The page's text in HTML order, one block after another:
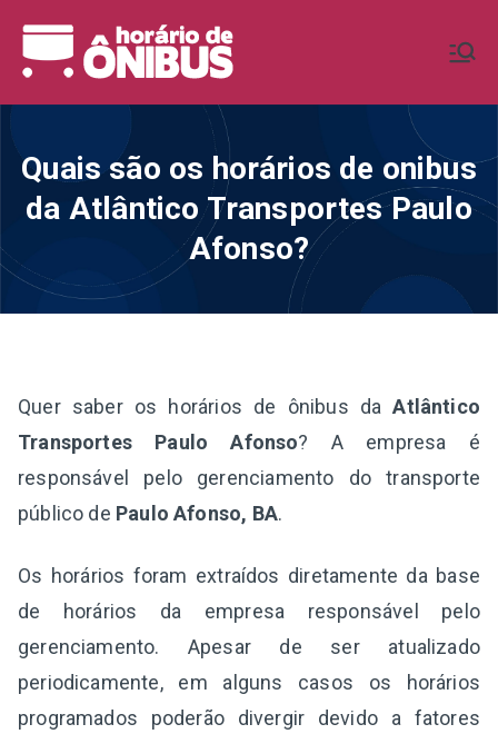
para
Ônibus BR
Horários de Ônibus de todo o
Quais são os horários de onibus
da Atlântico Transportes Paulo
Afonso?
Quer saber os horários de ônibus daAtlântico
Transportes Paulo Afonso? A empresa é
responsável pelo gerenciamento do transporte
público de Paulo Afonso, BA.
Os horários foram extraídos diretamente da base
de horários da empresa responsável pelo
gerenciamento. Apesar de ser atualizado
periodicamente, em alguns casos os horários
programados poderão divergir devido a fatores